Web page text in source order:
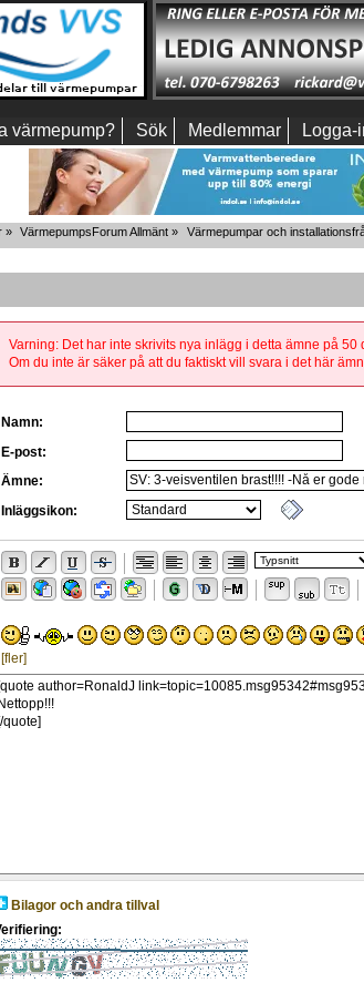
värmepump? Sök Medlemmar Logga-
» VärmepumpsForum Allmänt » Värmepumpar och
Varning: Det har inte skrivits nya inlägg i detta ämne på 50
Om du inte är säker på att du faktiskt vill svara i det här
Namn:
E-post:
Ämne:
Inläggsikon:
[fler]
Bilagor och andra tillval